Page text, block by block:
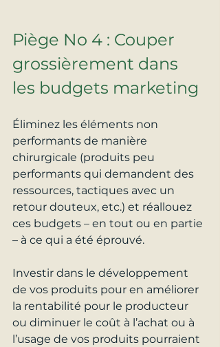
Piège No 4 : Couper
grossièrement dans
les budgets marketing
Éliminez les éléments non
performants de manière
chirurgicale (produits peu
performants qui demandent des
ressources, tactiques avec un
retour douteux, etc.) et réallouez
ces budgets – en tout ou en partie
– à ce qui a été éprouvé.
Investir dans le développement
de vos produits pour en améliorer
la rentabilité pour le producteur
ou diminuer le coût à l’achat ou à
l’usage de vos produits pourraient